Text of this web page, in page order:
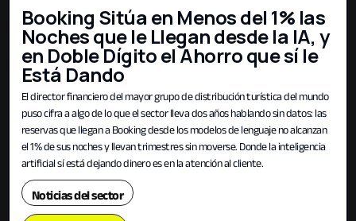
Booking Sitúa en Menos del 1% las
Noches que le Llegan desde la IA, y
en Doble Dígito el Ahorro que sí le
Está Dando
El director financiero del mayor grupo de distribución turística del mundo
puso cifra a algo de lo que el sector lleva dos años hablando sin datos: las
reservas que llegan a Booking desde los modelos de lenguaje no alcanzan
el 1% de sus noches y llevan trimestres sin moverse. Donde la inteligencia
artificial sí está dejando dinero es en la atención al cliente.
Noticias del sector